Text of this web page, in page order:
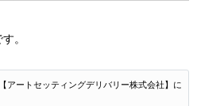
。
アートセッティングデリバリー株式会社】に